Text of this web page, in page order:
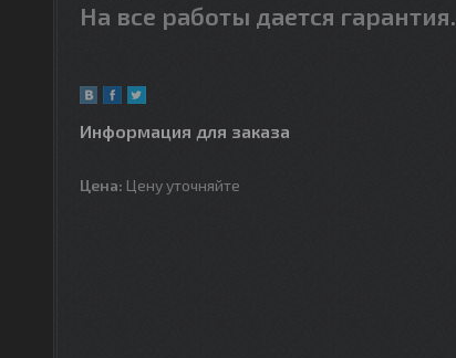
На все работы дается гарантия.
Информация для заказа
Цена: Цену уточняйте